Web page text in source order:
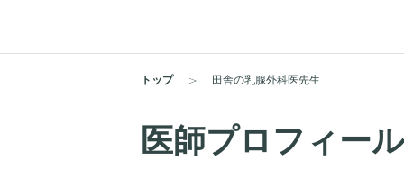
トップ 田舎の乳腺外科医先生
医師プロフィール